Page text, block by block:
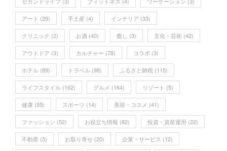
アート (29) 手土産 (4) インテリア (33)
クリニック (2) お酒 (40) 癒し (3) 文化・芸術 (42)
アウトドア (3) カルチャー (78) コラボ (3)
ホテル (89) トラベル (98) ふるさと納税 (115)
ライフスタイル (162) グルメ (164) リゾート (5)
健康 (55) スポーツ (14) 美容・コスメ (41)
ファッション (52) お役立ち情報 (82) 投資・資産運用 (22)
不動産 (3) お取り寄せ (20) 企業・サービス (12)